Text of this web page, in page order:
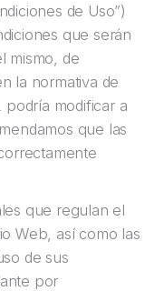
de Uso”)
que serán
mismo, de
la normativa de
podría modificar a
que las
que regulan el
Web, así como las
de sus
por